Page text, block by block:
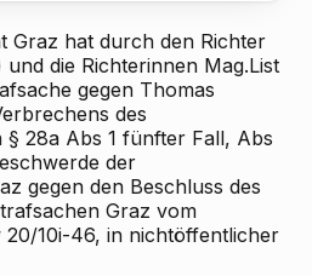
Graz hat durch den Richter
die Richterinnen Mag.List
gegen Thomas
des
§ 28a Abs 1 fünfter Fall, Abs
der
gegen den Beschluss des
Graz vom
20/10i-46, in nichtöffentlicher